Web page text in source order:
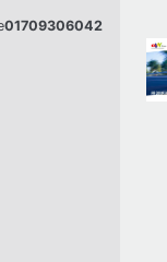
01709306042